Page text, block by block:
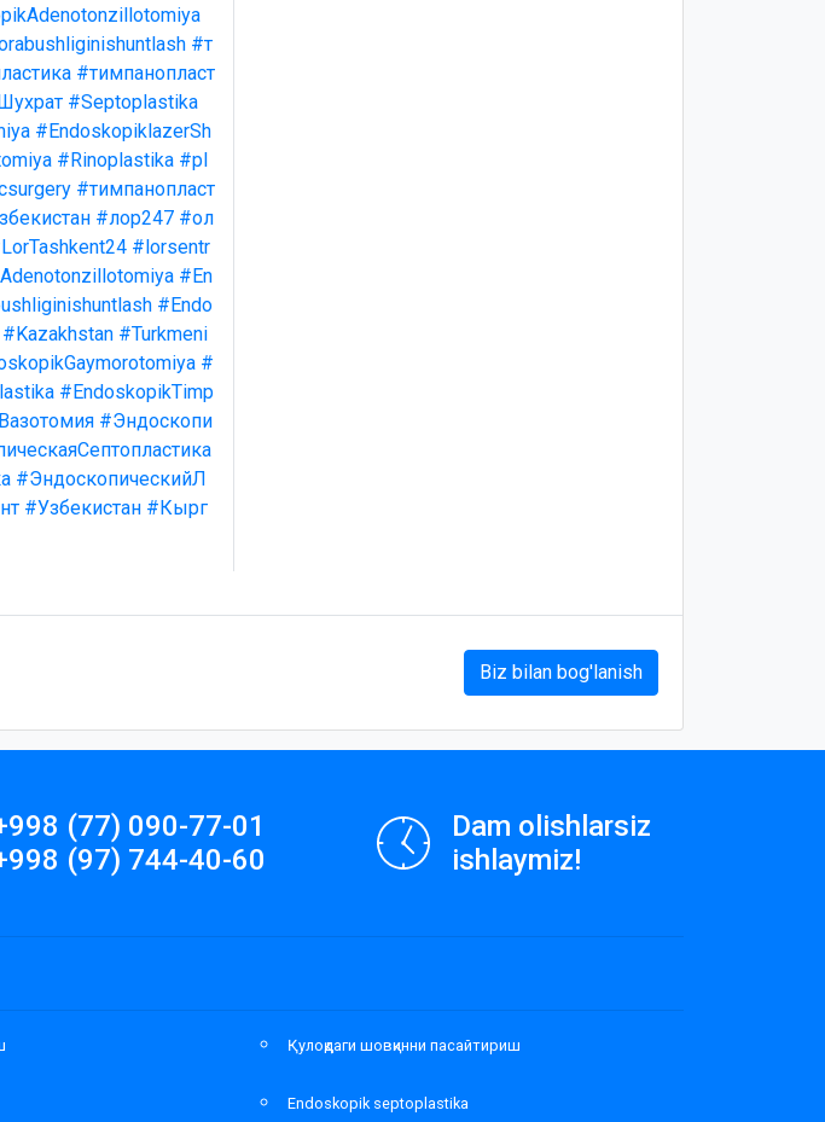
#т
#тимпанопласт
#Septoplastika
#EndoskopiklazerSh
#Rinoplastika #pl
#тимпанопласт
#лор247 #ол
#lorsentr
#En
#Endo
#Kazakhstan #Turkmeni
#
#EndoskopikTimp
#Эндоскопи
#ЭндоскопическийЛ
#Узбекистан #Кырг
Biz bilan bog'lanish
(77) 090-77-01
(97) 744-40-60
Dam olishlarsiz
ishlaymiz!
Қулоқдаги шовқинни пасайтириш
Endoskopik septoplastika